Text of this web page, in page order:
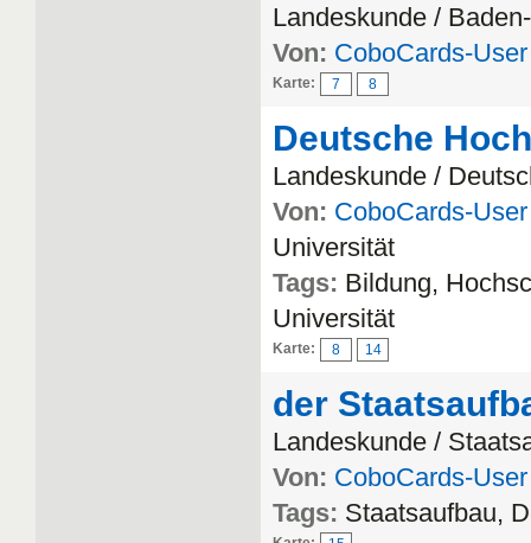
Landeskunde /
Von: CoboCards-User
Karte: 7 8
Deutsche
Landeskunde /
Von: CoboCards-User
Universität
Tags: Bildung,
Universität
Karte: 8 14
der
Landeskunde /
Von: CoboCards-User
Tags: Staatsaufbau,